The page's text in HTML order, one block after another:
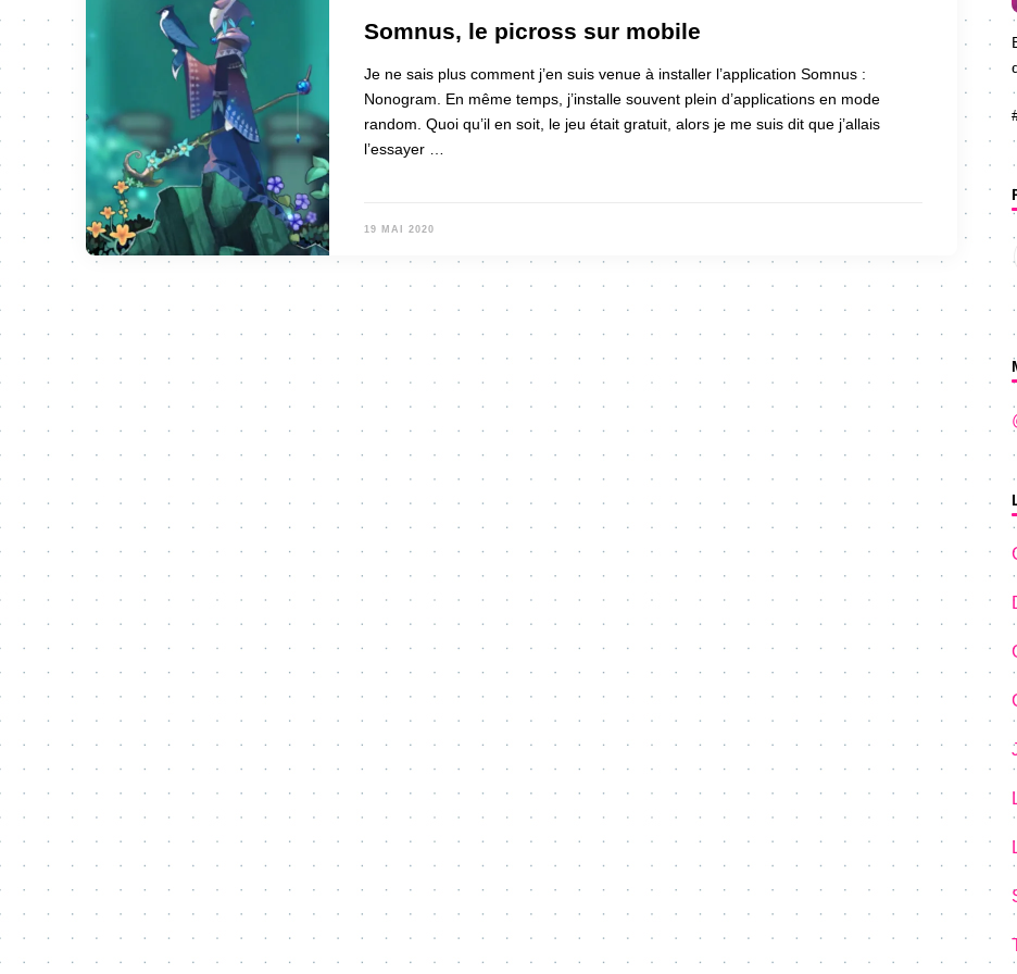
Somnus, le picross sur mobile
Je ne sais plus comment j’en suis venue à installer l’application Somnus :
Nonogram. En même temps, j’installe souvent plein d’applications en mode
random. Quoi qu’il en soit, le jeu était gratuit, alors je me suis dit que j’allais
l’essayer …
19 MAI 2020